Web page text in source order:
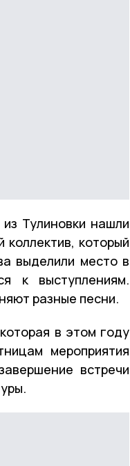
Тулиновки нашли
коллектив, который
выделили место в
к выступлениям.
разные песни.
в этом году
мероприятия
встречи